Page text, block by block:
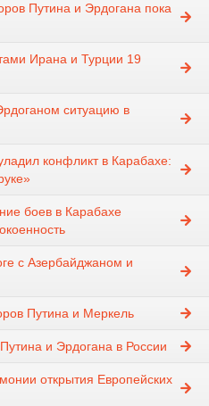
Путина и Эрдогана пока
Ирана и Турции 19
ситуацию в
конфликт в Карабахе:
боев в Карабахе
с Азербайджаном и
Путина и Меркель
и Эрдогана в России
открытия Европейских